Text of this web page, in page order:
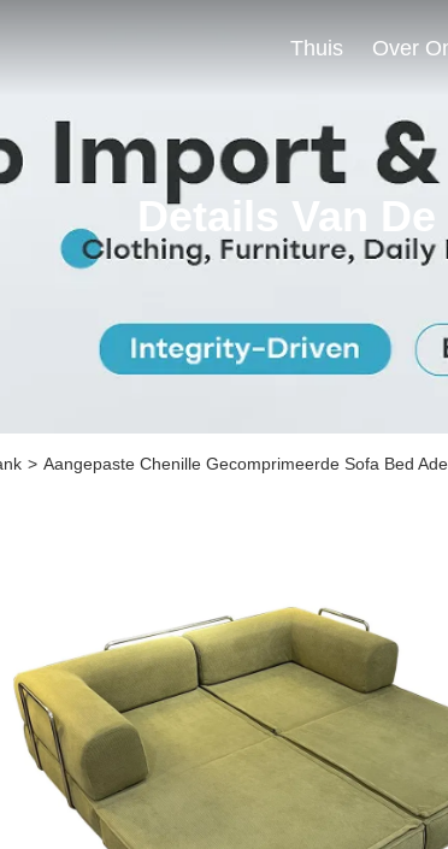
Thuis Over
Details Van
> Aangepaste Chenille Gecomprimeerde Sofa Bed